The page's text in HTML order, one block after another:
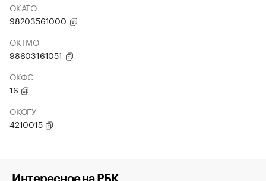
ОКАТО
98203561000
ОКТМО
98603161051
ОКФС
16
ОКОГУ
4210015